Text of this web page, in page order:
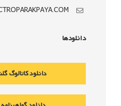
دانلودها
دانلود کاتالوگ